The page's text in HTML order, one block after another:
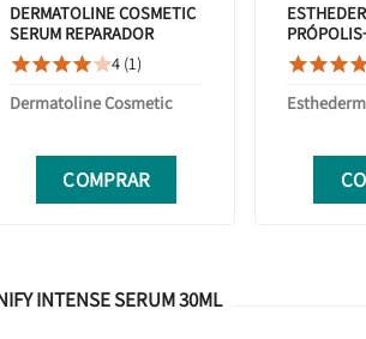
DERMATOLINE COSMETIC
SERUM REPARADOR
INTENSIVO 30 ML
4 (1)
Dermatoline Cosmetic
COMPRAR

Esthederm
INTENSE SERUM 30ML